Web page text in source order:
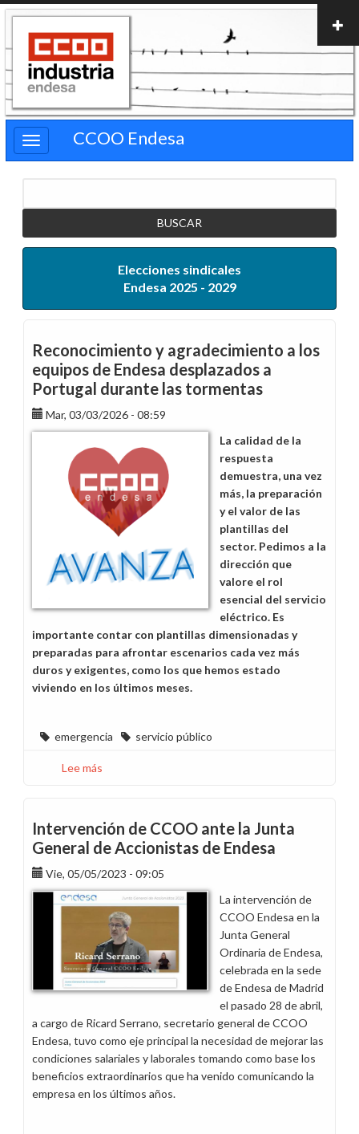
Pasar
contenido
principal
CCOO Endesa
Elecciones sindicales
Endesa 2025 - 2029
Reconocimiento y agradecimiento a los
equipos de Endesa desplazados a
Portugal durante las tormentas
Mar, 03/03/2026 - 08:59
La calidad de la
respuesta
demuestra, una vez
más, la preparación
y el valor de las
plantillas del
sector. Pedimos a la
dirección que
valore el rol
esencial del servicio
eléctrico. Es
importante contar con plantillas dimensionadas y
preparadas para afrontar escenarios cada vez más
duros y exigentes, como los que hemos estado
viviendo en los últimos meses.
emergencia servicio público
Lee más
agradecimiento
a
los
equipos
de
Endesa
desplazados
a
Portugal
durante
las
Intervención de CCOO ante la Junta
General de Accionistas de Endesa
Vie, 05/05/2023 - 09:05
La intervención de
CCOO Endesa en la
Junta General
Ordinaria de Endesa,
celebrada en la sede
de Endesa de Madrid
el pasado 28 de abril,
a cargo de Ricard Serrano, secretario general de CCOO
Endesa, tuvo como eje principal la necesidad de mejorar las
condiciones salariales y laborales tomando como base los
beneficios extraordinarios que ha venido comunicando la
empresa en los últimos años.